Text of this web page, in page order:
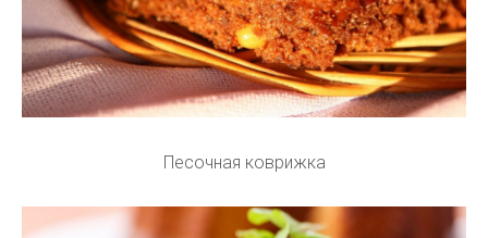
Песочная коврижка